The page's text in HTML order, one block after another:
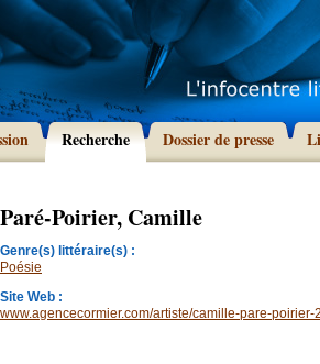
Recherche Dossier de presse
Paré-Poirier, Camille
Genre(s) littéraire(s) :
Poésie
Site Web :
www.agencecormier.com/artiste/camille-pare-poirier-